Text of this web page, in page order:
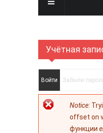
Учётная
Главные
Войти (активная
Забыли
Notice:
offset on
функции